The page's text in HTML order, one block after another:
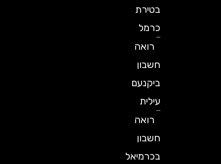
בטירת
כרמל
רואה
חשבון
ביקנעם
עילית
רואה
חשבון
בכרמיאל